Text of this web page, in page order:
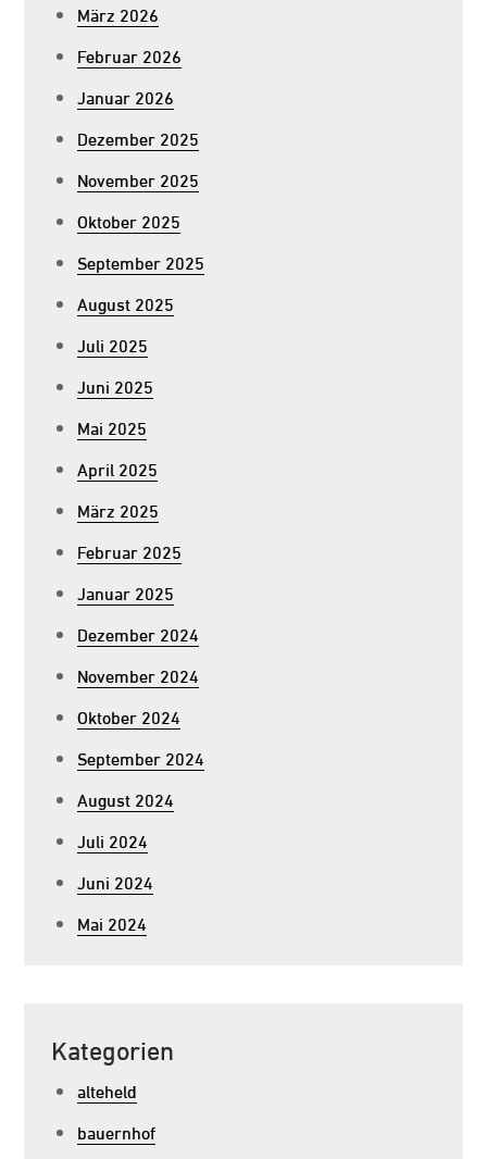
März 2026
Februar 2026
Januar 2026
Dezember 2025
November 2025
Oktober 2025
September 2025
August 2025
Juli 2025
Juni 2025
Mai 2025
April 2025
März 2025
Februar 2025
Januar 2025
Dezember 2024
November 2024
Oktober 2024
September 2024
August 2024
Juli 2024
Juni 2024
Mai 2024
Kategorien
alteheld
bauernhof